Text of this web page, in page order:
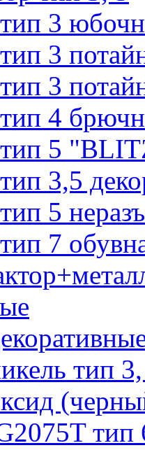
3
3
3
4
5
3,5
5
7
тип
тип